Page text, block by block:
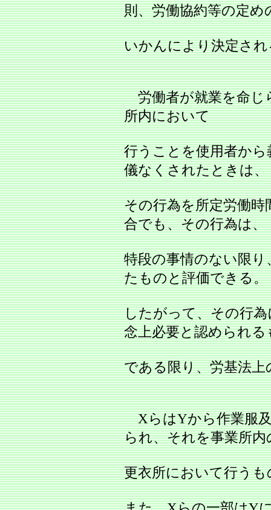
則、労働協約等の定め
いかんにより決定さ
労働者が就業を命じ
所内において
行うことを使用者か
儀なくされたときは、
その行為を所定労働
合でも、その行為は、
特段の事情のない限
たものと評価できる。
したがって、その行
念上必要と認められる
である限り、労基法
XらはYから作業服及
られ、それを事業所内
更衣所において行う